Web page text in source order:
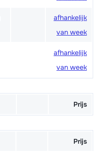
afhankelijk
van week
afhankelijk
van week
Prijs
van week
Prijs